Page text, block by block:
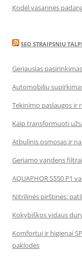
Kodėl vasarinės
SEO STRAIPSNIU
Geriausias
Automobilių
Tekinimo paslaugos ir
Kaip transformuoti
Atbulinis osmosas ir
Geriamo vandens
AQUAPHOR S550 P1
Nitrilinės pirštinės:
Kokybiškos vidaus
Komfortui ir higienai
paklodės